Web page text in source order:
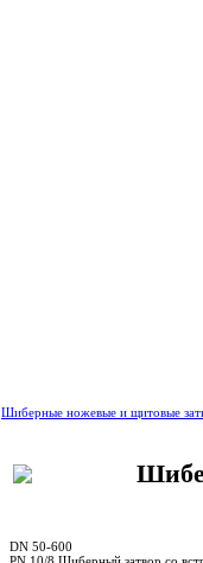
Шиберные ножевые и щитовые
DN 50-600